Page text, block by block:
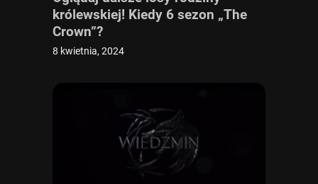
królewskiej! Kiedy 6 sezon „The
Crown”?
8 kwietnia, 2024